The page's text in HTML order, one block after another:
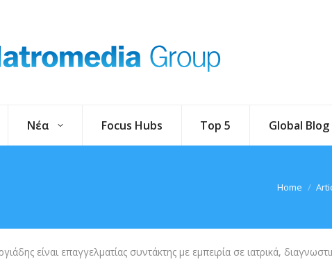
Νέα Focus Hubs Top 5 Global Blog
You are
Home
είναι επαγγελματίας συντάκτης με εμπειρία σε ιατρικά,